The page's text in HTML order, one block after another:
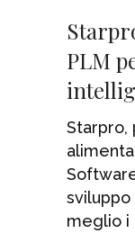
PLM
Starpro,
meglio i